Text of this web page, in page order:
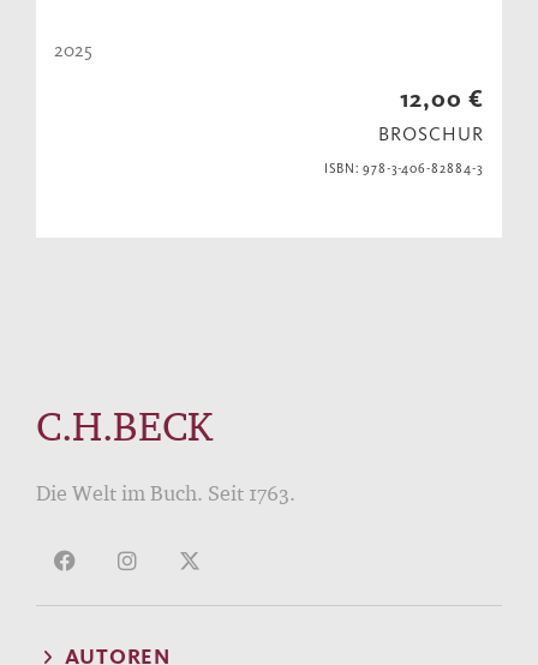
2025
12,00 €
BROSCHUR
ISBN: 978-3-406-82884-3
C.H.BECK
Die Welt im Buch. Seit 1763.
AUTOREN